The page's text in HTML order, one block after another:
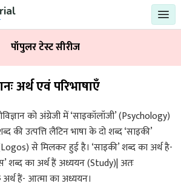
अर्थ एवं परिभाषाएँ
को अंग्रेजी में ‘साइकॉलॉजी’ (Psychology)
की उत्पत्ति लैटिन भाषा के दो शब्द ‘साइकी’
से मिलकर हुई है। ‘साइकी’ शब्द का अर्थ है-
शब्द का अर्थ हैं अध्ययन (Study)| अतः
हैं- आत्मा का अध्ययन।
पॉपुलर टेस्ट सीरीज